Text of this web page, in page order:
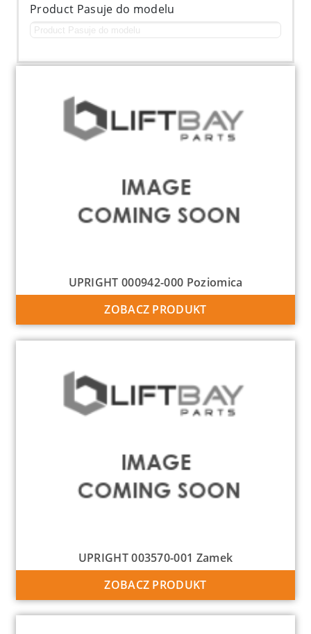
Product Pasuje do modelu
UPRIGHT 000942-000 Poziomica
ZOBACZ PRODUKT
UPRIGHT 003570-001 Zamek
ZOBACZ PRODUKT